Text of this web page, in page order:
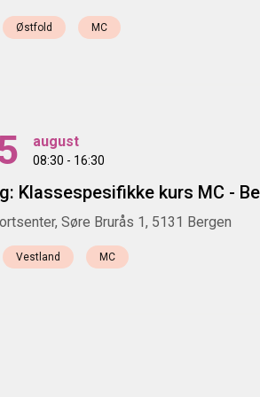
Østfold MC
august
08:30 - 16:30
Klassespesifikke kurs MC -
Søre Brurås 1, 5131 Bergen
Vestland MC